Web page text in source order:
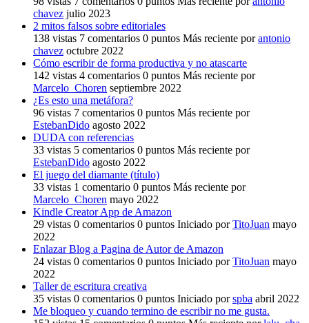
chavez julio 2023
2 mitos falsos sobre editoriales
138 vistas 7 comentarios 0 puntos Más reciente porantonio
chavez octubre 2022
Cómo escribir de forma productiva y no atascarte
142 vistas 4 comentarios 0 puntos Más reciente por
Marcelo_Choren septiembre 2022
¿Es esto una metáfora?
96 vistas 7 comentarios 0 puntos Más reciente por
EstebanDido agosto 2022
DUDA con referencias
33 vistas 5 comentarios 0 puntos Más reciente por
EstebanDido agosto 2022
El juego del diamante (título)
33 vistas 1 comentario 0 puntos Más reciente por
Marcelo_Choren mayo 2022
Kindle Creator App de Amazon
29 vistas 0 comentarios 0 puntos Iniciado porTitoJuan mayo
2022
Enlazar Blog a Pagina de Autor de Amazon
24 vistas 0 comentarios 0 puntos Iniciado porTitoJuan mayo
2022
Taller de escritura creativa
35 vistas 0 comentarios 0 puntos Iniciado porspba abril 2022
Me bloqueo y cuando termino de escribir no me gusta.